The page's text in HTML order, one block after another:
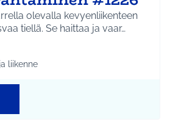
olevalla kevyenliikenteen
tiellä. Se haittaa ja vaar…
mukaan: Kellokoski
teeman mukaan: Infra ja liikenne
liikenne